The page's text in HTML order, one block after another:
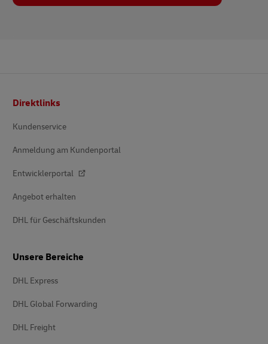
Direktlinks
Kundenservice
Anmeldung am Kundenportal
Entwicklerportal
Angebot erhalten
DHL für Geschäftskunden
Unsere Bereiche
DHL Express
DHL Global Forwarding
DHL Freight